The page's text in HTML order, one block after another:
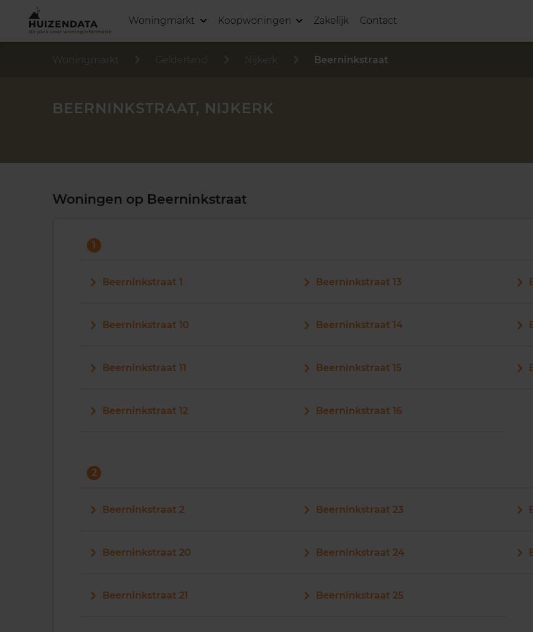
Woningmarkt Koopwoningen Zakelijk Contact
Woningmarkt Gelderland Nijkerk Beerninkstraat
BEERNINKSTRAAT, NIJKERK
Woningen op Beerninkstraat
1
Beerninkstraat 1
Beerninkstraat 10
Beerninkstraat 11
Beerninkstraat 12
Beerninkstraat 13
Beerninkstraat 14
Beerninkstraat 15
Beerninkstraat 16
2
Beerninkstraat 2
Beerninkstraat 20
Beerninkstraat 21
Beerninkstraat 23
Beerninkstraat 24
Beerninkstraat 25